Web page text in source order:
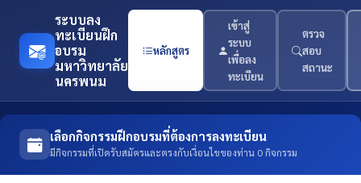
ระบบลง
ทะเบียนฝึก
อบรม
มหาวิทยาลัย
นครพนม
หลักสูตร
เข้าสู่
ระบบ
เพื่อลง
ทะเบียน
ตรวจ
สอบ
สถานะ
เลือกกิจกรรมฝึกอบรมที่ต้องการลงทะเบียน
มีกิจกรรมที่เปิดรับสมัครและตรงกับเงื่อนไขของท่าน 0 กิจกรรม